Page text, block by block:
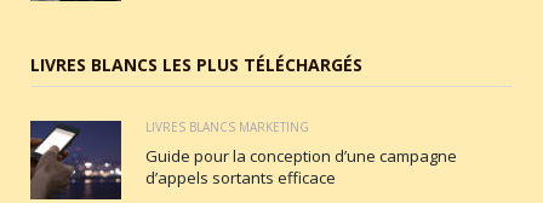
LIVRES BLANCS LES PLUS TÉLÉCHARGÉS
LIVRES BLANCS MARKETING
Guide pour la conception d’une campagne
d’appels sortants efficace